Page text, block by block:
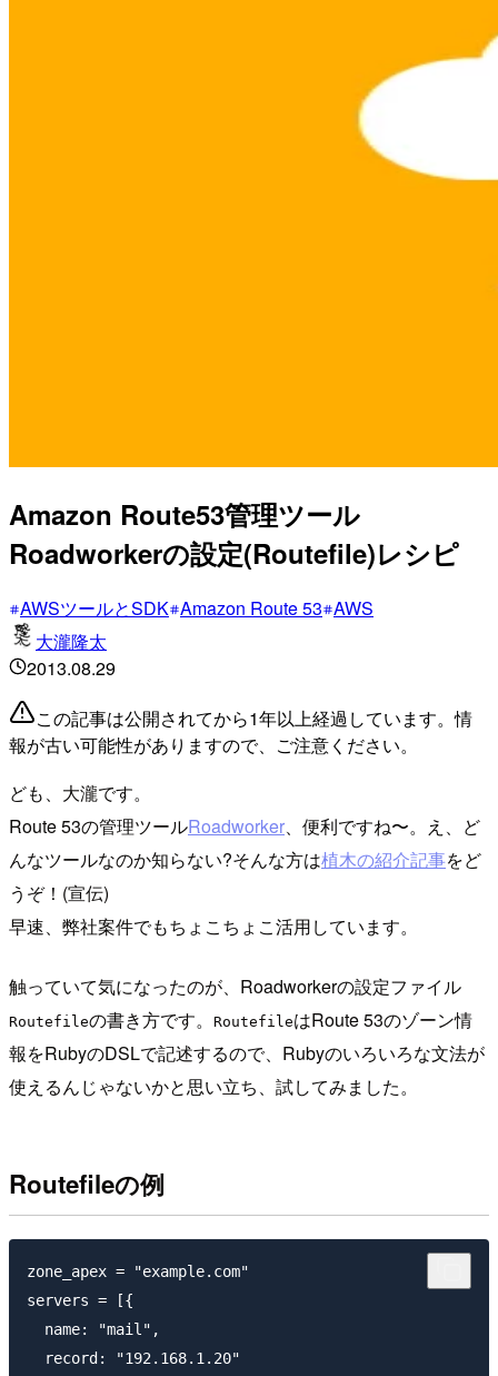
Amazon Route53管理ツール
Roadworkerの設定(Routefile)レシピ
AWSツールとSDK Amazon Route 53 AWS
大瀧隆太
2013.08.29
この記事は公開されてから1年以上経過しています。情
報が古い可能性がありますので、ご注意ください。
ども、大瀧です。
Route 53の管理ツールRoadworker 、便利ですね〜。え、ど
んなツールなのか知らない?そんな方は植木の紹介記事をど
うぞ！(宣伝)
早速、弊社案件でもちょこちょこ活用しています。
触っていて気になったのが、Roadworkerの設定ファイル
Routefileの書き方です。 RoutefileはRoute 53のゾーン情
報をRubyのDSLで記述するので、Rubyのいろいろな文法が
使えるんじゃないかと思い立ち、試してみました。
Routefileの例
zone_apex = "example.com"
servers = [{
  name: "mail",
  record: "192.168.1.20"